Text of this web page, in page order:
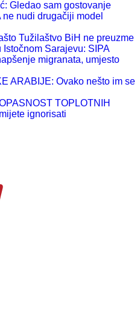
Gledao sam gostovanje
nudi drugačiji model
Tužilaštvo BiH ne preuzme
Sarajevu: SIPA
migranata, umjesto
ARABIJE: Ovako nešto im se
TOPLOTNIH
ignorisati